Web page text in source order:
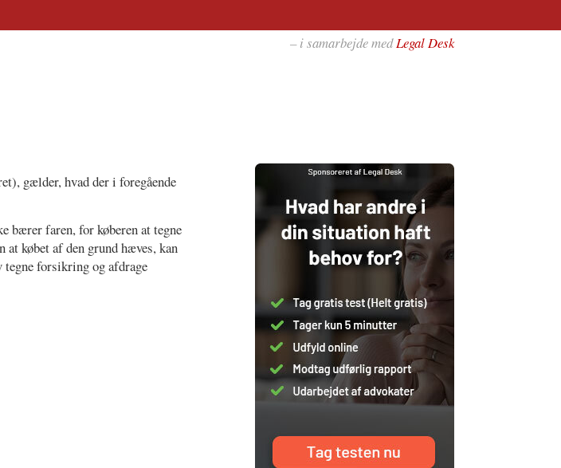
– i samarbejde medLegal Desk
gælder, hvad der i foregående
bærer faren, for køberen at tegne
købet af den grund hæves, kan
tegne forsikring og afdrage